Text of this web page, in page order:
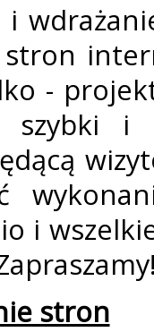
i
stron
-
szybki i
i
stron